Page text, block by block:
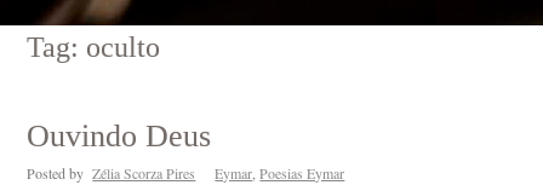
Tag: oculto
Ouvindo Deus
Posted by Zélia Scorza Pires Eymar,Poesias Eymar